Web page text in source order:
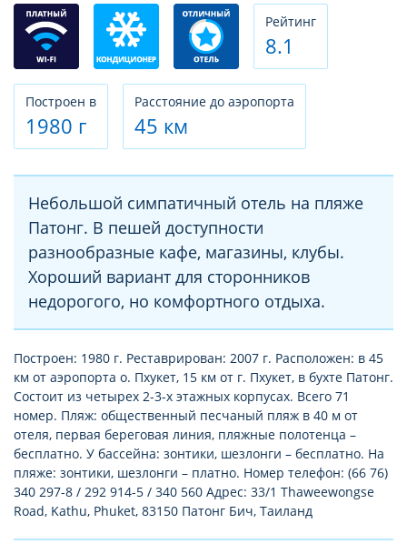
Рeйтинг
8.1
Построен в
1980 г
Расстояние до аэропорта
45 км
Небольшой симпатичный отель на пляже
Патонг. В пешей доступности
разнообразные кафе, магазины, клубы.
Хороший вариант для сторонников
недорогого, но комфортного отдыха.
Построен: 1980 г. Реставрирован: 2007 г. Расположен: в 45
км от аэропорта о. Пхукет, 15 км от г. Пхукет, в бухте Патонг.
Состоит из четырех 2-3-х этажных корпусах. Всего 71
номер. Пляж: общественный песчаный пляж в 40 м от
отеля, первая береговая линия, пляжные полотенца –
бесплатно. У бассейна: зонтики, шезлонги – бесплатно. На
пляже: зонтики, шезлонги – платно. Номер телефон: (66 76)
340 297-8 / 292 914-5 / 340 560 Адрес: 33/1 Thaweewongse
Road, Kathu, Phuket, 83150 Патонг Бич, Таиланд